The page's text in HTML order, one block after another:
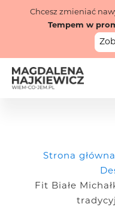
Chcesz zmieniać
Tempem w
Strona główna
Fit Białe